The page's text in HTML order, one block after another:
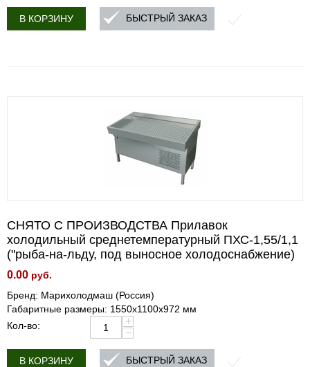
В КОРЗИНУ БЫСТРЫЙ ЗАКАЗ
СНЯТО С ПРОИЗВОДСТВА Прилавок
холодильный среднетемпературный ПХС-1,55/1,1
("рыба-на-льду, под выносное холодоснабжение)
0.00 руб.
Бренд: Марихолодмаш (Россия)
Габаритные размеры: 1550х1100х972 мм
Кол-во:
+
−
В КОРЗИНУ БЫСТРЫЙ ЗАКАЗ